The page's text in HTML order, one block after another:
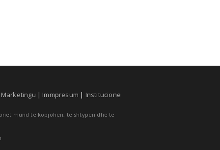
Marketingu | Immpresum | Institucione
mund të kopjohen, të shtypen dhe të